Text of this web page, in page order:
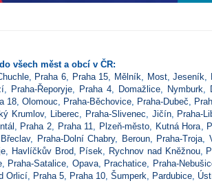
všech měst a obcí v ČR:
, Praha 6, Praha 15 Mělník Most,Jeseník
Praha-Řeporyje Praha 4 Domažlice Nymburk
18 Olomouc Praha-Běchovice Praha-Dubeč
Krumlov, Liberec Praha-Slivenec Jičín, Praha-
Praha 2 Praha 11 Plzeň-město Kutná Hora
Břeclav, Praha-Dolní Chabry, Beroun, Praha-Troja
Havlíčkův Brod Písek Rychnov nad Kněžnou,
Praha-Satalice Opava, Prachatice Praha-
Orlicí Praha 5 Praha 10 Šumperk Pardubice